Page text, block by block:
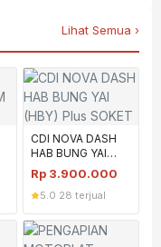
Lihat Semua ›
CDI NOVA DASH
HAB BUNG YAI
(HBY) Plus SOKET
Rp 3.900.000
5.0 28 terjual